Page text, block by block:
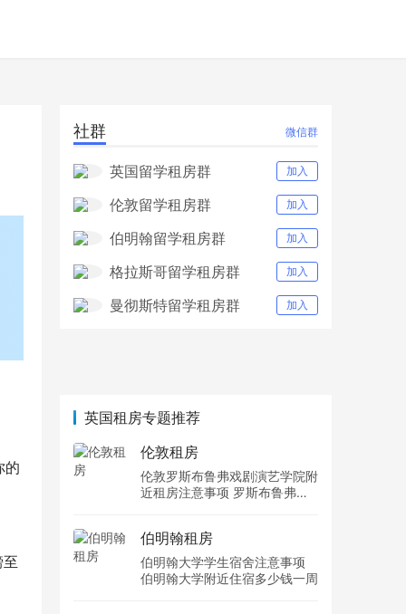
的
社群 微信群
英国留学租房群 加入
伦敦留学租房群 加入
伯明翰留学租房群 加入
格拉斯哥留学租房群 加入
曼彻斯特留学租房群 加入
英国租房专题推荐
伦敦租房
伦敦罗斯布鲁弗戏剧演艺学院附
近租房注意事项 罗斯布鲁弗戏
伯明翰租房
伯明翰大学学生宿舍注意事项
伯明翰大学附近住宿多少钱一周